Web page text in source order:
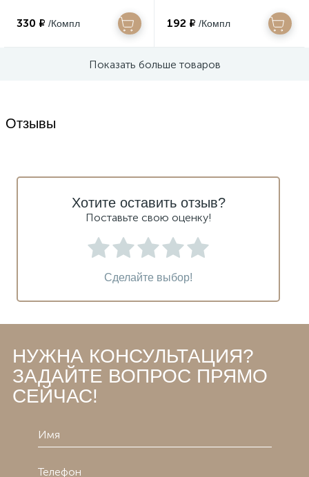
330 ₽ /Компл 192 ₽ /Компл
Показать больше товаров
Отзывы
Хотите оставить отзыв?
Поставьте свою оценку!
Сделайте выбор!
НУЖНА КОНСУЛЬТАЦИЯ?
ЗАДАЙТЕ ВОПРОС ПРЯМО
СЕЙЧАС!